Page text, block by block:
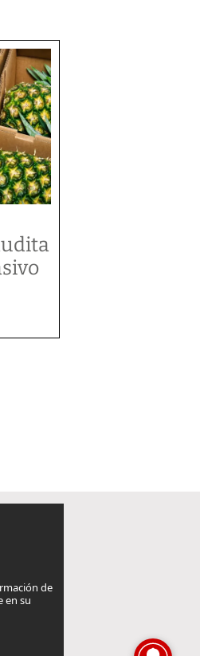
de
en su